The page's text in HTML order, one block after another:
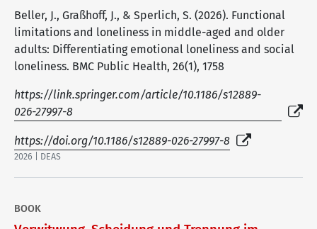
Beller, J., Graßhoff, J., & Sperlich, S. (2026). Functional
limitations and loneliness in middle-aged and older
adults: Differentiating emotional loneliness and social
loneliness. BMC Public Health, 26(1), 1758
https://link.springer.com/article/10.1186/s12889-
026-27997-8
https://doi.org/10.1186/s12889-026-27997-8
2026 | DEAS
BOOK